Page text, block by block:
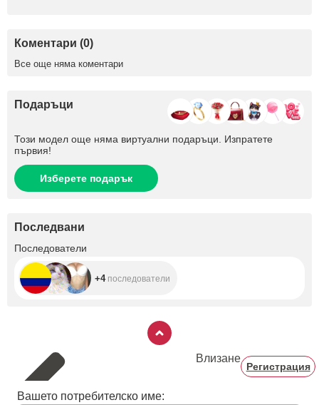
Коментари (0)
Все още няма коментари
Подаръци
Този модел още няма виртуални подаръци. Изпратете
първия!
Изберете подарък
Последвани
Последователи
+4последователи
Влизане
Регистрация
Вашето потребителско име: